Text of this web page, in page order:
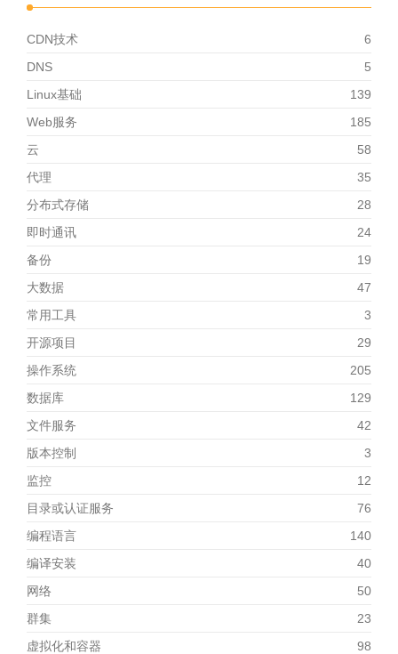
CDN技术
6
DNS
5
Linux基础
139
Web服务
185
云
58
代理
35
分布式存储
28
即时通讯
24
备份
19
大数据
47
常用工具
3
开源项目
29
操作系统
205
数据库
129
文件服务
42
版本控制
3
监控
12
目录或认证服务
76
编程语言
140
编译安装
40
网络
50
群集
23
虚拟化和容器
98